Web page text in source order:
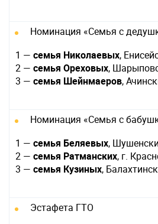
Номинация «Семья с
1 — семья Николаевых,
2 — семья Ореховых,
3 — семья Шейнмаеров,
Номинация «Семья с
1 — семья Беляевых,
2 — семья Ратманских, г.
3 — семья Кузиных,
Эстафета ГТО